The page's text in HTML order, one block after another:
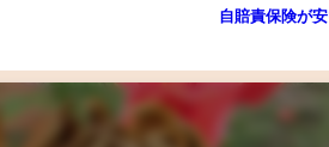
自賠責保険が